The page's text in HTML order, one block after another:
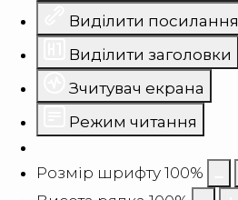
Виділити посилання
Виділити заголовки
Зчитувач екрана
Режим читання
Розмір шрифту 100%